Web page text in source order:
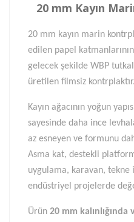
20 mm Kayın
20 mm kayın marin
edilen papel
gelecek şekilde WBP
üretilen filmsiz kontrplaktır.
Kayın ağacının yoğun
sayesinde daha ince
az esneyen ve formunu
Asma kat, destekli
uygulama, karavan, tekne
endüstriyel projelerde
Ürün 20 mm